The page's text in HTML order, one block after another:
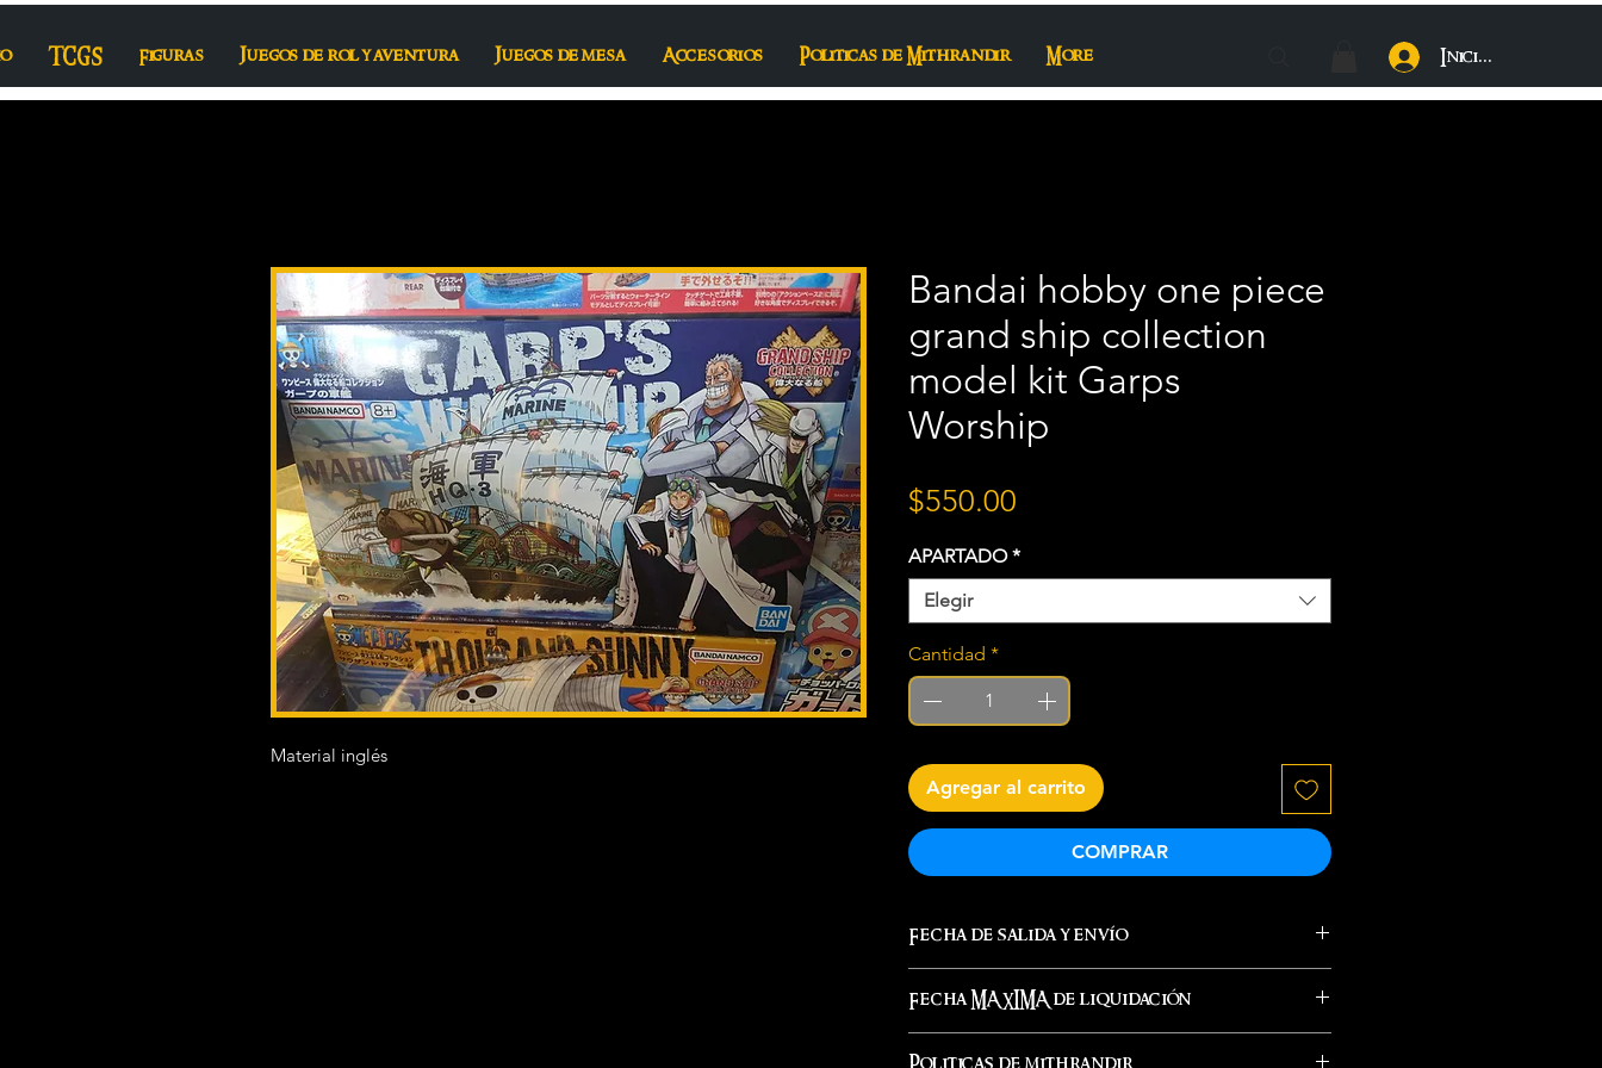
TCGS Figuras Juegos de rol y aventura Juegos de mesa Accesorios Politicas de Mithrandir More Iniciar sesión
Material inglés
Bandai hobby one piece
grand ship collection
model kit Garps
Worship
$550.00
APARTADO *
Elegir
Cantidad *
Agregar al carrito
COMPRAR
Fecha de salida y envío
Este mismo día se envía el producto
Fecha MAXIMA de liquidación